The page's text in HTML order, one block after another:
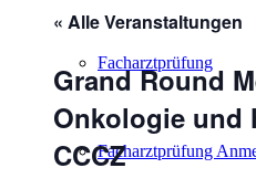
Facharztprüfung
Facharztprüfung
« Alle Veranstaltungen
Grand Round
Onkologie und
CCCZ